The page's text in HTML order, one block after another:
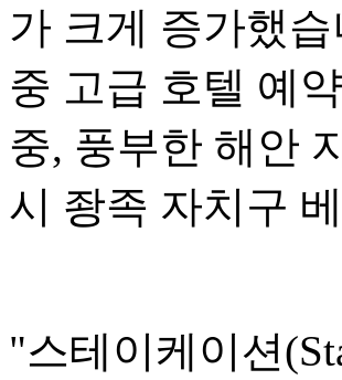
가 크게 증가했
중 고급 호텔 예
중, 풍부한 해안
시 좡족 자치구
"스테이케이션